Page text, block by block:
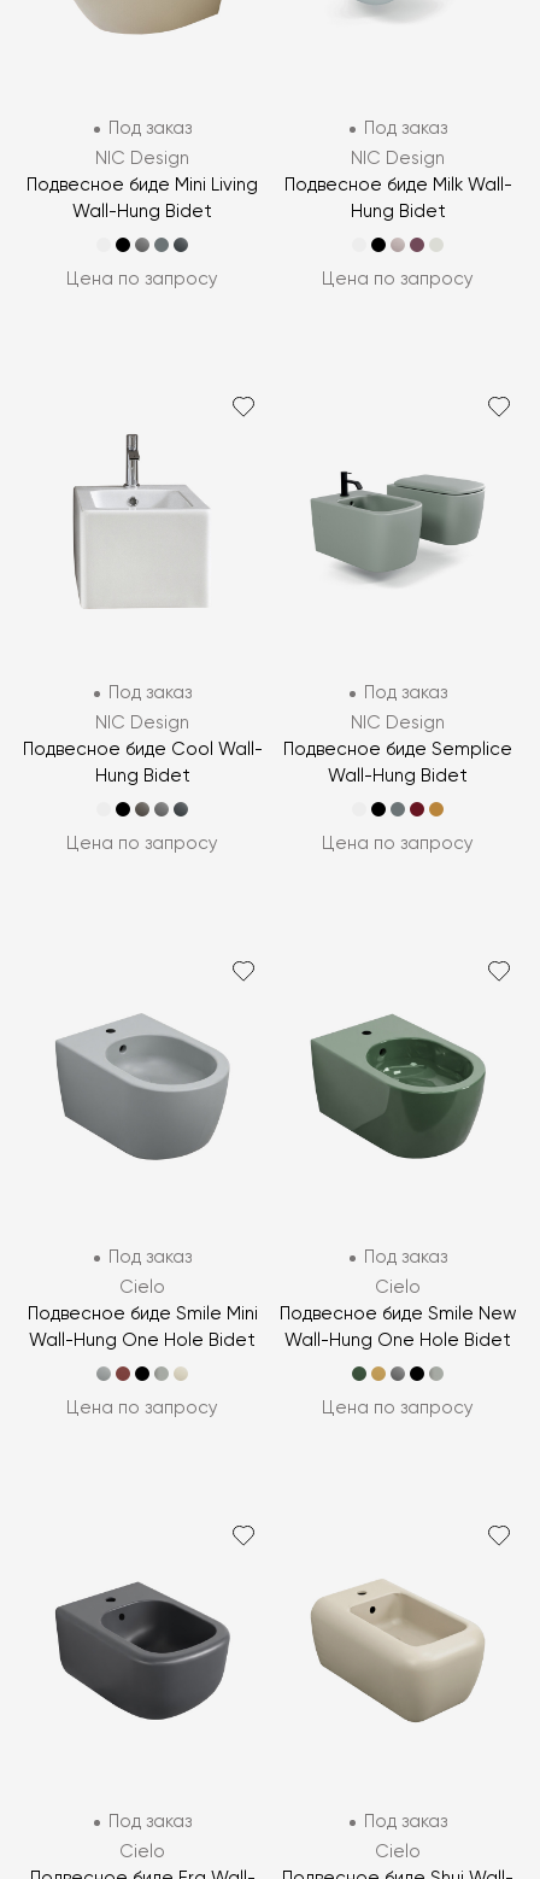
Под заказ
NIC Design
Подвесное биде Mini Living
Wall-Hung Bidet
Цена по запросу
Под заказ
NIC Design
Подвесное биде Milk Wall-
Hung Bidet
Цена по запросу
Под заказ
NIC Design
Подвесное биде Cool Wall-
Hung Bidet
Цена по запросу
Под заказ
NIC Design
Подвесное биде Semplice
Wall-Hung Bidet
Цена по запросу
Под заказ
Cielo
Подвесное биде Smile Mini
Wall-Hung One Hole Bidet
Цена по запросу
Под заказ
Cielo
Подвесное биде Smile New
Wall-Hung One Hole Bidet
Цена по запросу
Под заказ
Cielo
Под заказ
Cielo